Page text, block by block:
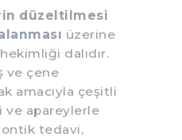
düzeltilmesi
üzerine
dalıdır.
ve çene
amacıyla çeşitli
apareylerle
tedavi,